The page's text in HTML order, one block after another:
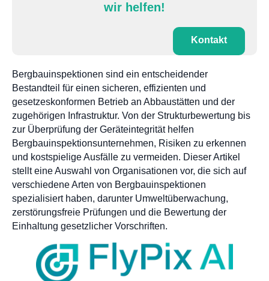
wir helfen!
Kontakt
Bergbauinspektionen sind ein entscheidender
Bestandteil für einen sicheren, effizienten und
gesetzeskonformen Betrieb an Abbaustätten und der
zugehörigen Infrastruktur. Von der Strukturbewertung bis
zur Überprüfung der Geräteintegrität helfen
Bergbauinspektionsunternehmen, Risiken zu erkennen
und kostspielige Ausfälle zu vermeiden. Dieser Artikel
stellt eine Auswahl von Organisationen vor, die sich auf
verschiedene Arten von Bergbauinspektionen
spezialisiert haben, darunter Umweltüberwachung,
zerstörungsfreie Prüfungen und die Bewertung der
Einhaltung gesetzlicher Vorschriften.